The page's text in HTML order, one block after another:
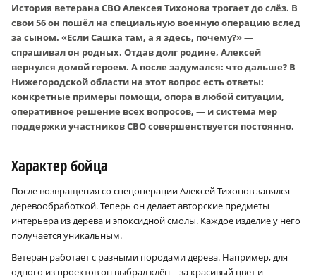
История ветерана СВО Алексея Тихонова трогает до слёз. В
свои 56 он пошёл на специальную военную операцию вслед
за сыном. «Если Сашка там, а я здесь, почему?» —
спрашивал он родных. Отдав долг родине, Алексей
вернулся домой героем. А после задумался: что дальше? В
Нижегородской области на этот вопрос есть ответы:
конкретные примеры помощи, опора в любой ситуации,
оперативное решение всех вопросов, — и система мер
поддержки участников СВО совершенствуется постоянно.
Характер бойца
После возвращения со спецоперации Алексей Тихонов занялся
деревообработкой. Теперь он делает авторские предметы
интерьера из дерева и эпоксидной смолы. Каждое изделие у него
получается уникальным.
Ветеран работает с разными породами дерева. Например, для
одного из проектов он выбрал клён – за красивый цвет и